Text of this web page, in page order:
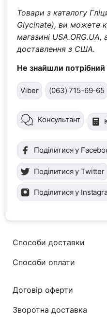
Товари з каталогу
Glycinate), ви можете
магазині
доставлення з США.
Не знайшли
Viber (063) 715-69-65
Консультант
Поділитися у
Поділитися у Twitter
Поділитися у
Способи доставки
Способи оплати
Договір оферти
Зворотна доставка